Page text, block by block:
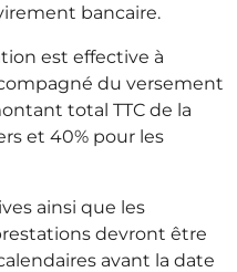
bancaire.
est effective à
du versement
total TTC de la
et 40% pour les
ainsi que les
devront être
avant la date